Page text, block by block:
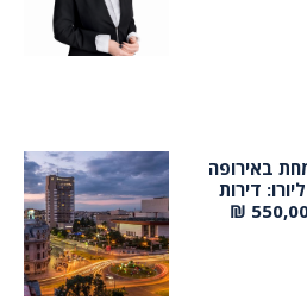
באירופה
דירות